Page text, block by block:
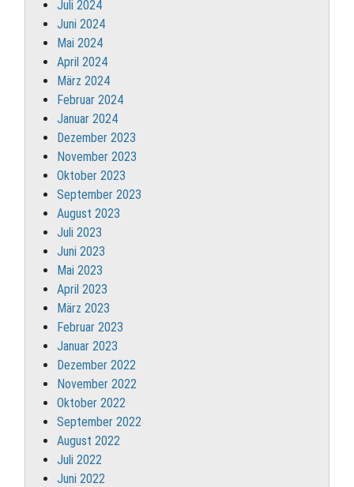
Juli 2024
Juni 2024
Mai 2024
April 2024
März 2024
Februar 2024
Januar 2024
Dezember 2023
November 2023
Oktober 2023
September 2023
August 2023
Juli 2023
Juni 2023
Mai 2023
April 2023
März 2023
Februar 2023
Januar 2023
Dezember 2022
November 2022
Oktober 2022
September 2022
August 2022
Juli 2022
Juni 2022